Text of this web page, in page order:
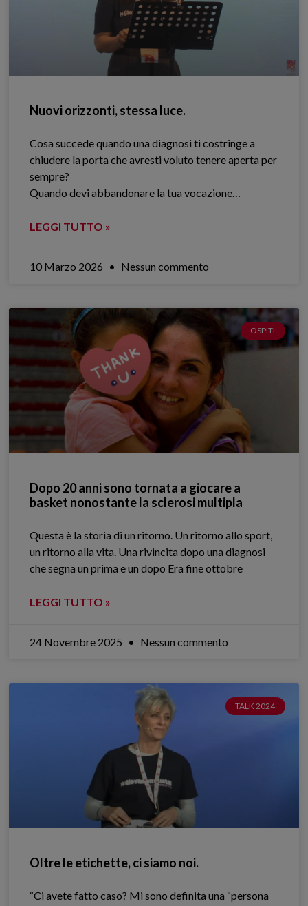
Nuovi orizzonti, stessa luce.
Cosa succede quando una diagnosi ti costringe a
chiudere la porta che avresti voluto tenere aperta per
sempre?
Quando devi abbandonare la tua vocazione…
LEGGI TUTTO »
10 Marzo 2026 Nessun commento
OSPITI
Dopo 20 anni sono tornata a giocare a
basket nonostante la sclerosi multipla
Questa è la storia di un ritorno. Un ritorno allo sport,
un ritorno alla vita. Una rivincita dopo una diagnosi
che segna un prima e un dopo Era fine ottobre
LEGGI TUTTO »
24 Novembre 2025 Nessun commento
TALK 2024
Oltre le etichette, ci siamo noi.
“Ci avete fatto caso? Mi sono definita una “persona